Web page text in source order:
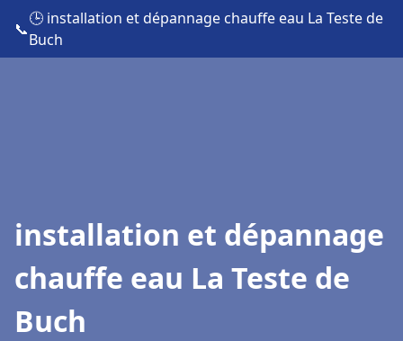
📞
🕒 installation et dépannage chauffe eau La Teste de
Buch
installation et dépannage
chauffe eau La Teste de
Buch